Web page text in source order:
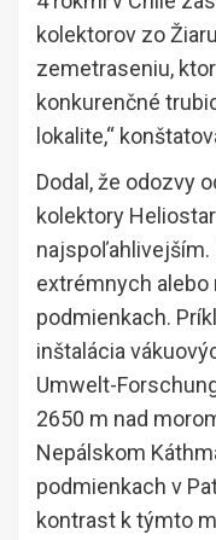
kolektorov zo
zemetraseniu,
konkurenčné
lokalite,“
Dodal, že odozvy
kolektory
najspoľahlivejším.
extrémnych alebo
podmienkach.
inštalácia
Umwelt-
2650 m nad
Nepálskom
podmienkach v
kontrast k týmto